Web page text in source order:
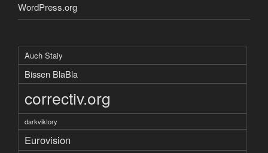
WordPress.org
Auch Staiy
Bissen BlaBla
correctiv.org
darkviktory
Eurovision